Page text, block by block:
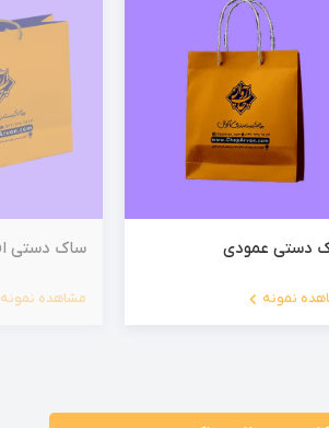
دستی عمودی
نمونه
ساک دستی
مشاهده نمونه